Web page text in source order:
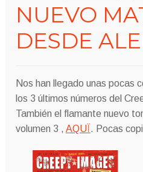
NUEVO
DESDE
Nos han llegado unas pocas
los 3 últimos números del
También el flamante nuevo
volumen 3 , AQUÏ . Pocas